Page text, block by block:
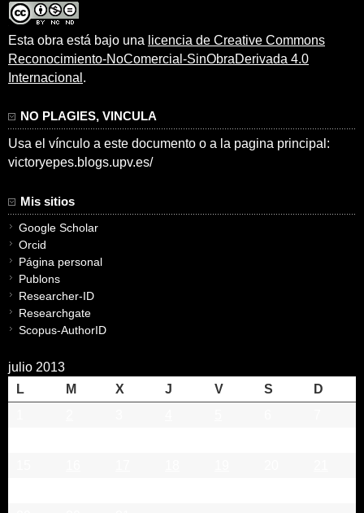
Esta obra está bajo una licencia de Creative Commons
Reconocimiento-NoComercial-SinObraDerivada 4.0
Internacional .
NO PLAGIES, VINCULA
Usa el vínculo a este documento o a la pagina principal:
victoryepes.blogs.upv.es/
Mis sitios
Google Scholar
Orcid
Página personal
Publons
Researcher-ID
Researchgate
Scopus-AuthorID
julio 2013
L
M X J V S
D